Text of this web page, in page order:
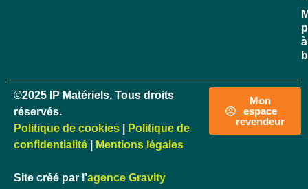
à
©2025 IP Matériels, Tous droits
réservés.
Politique de cookies
Politique de
confidentialité
Mentions légales
Site créé par l’agence Gravity
Mon
espace
revendeur